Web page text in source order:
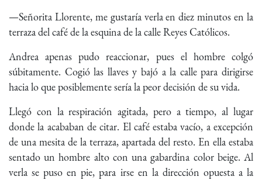
—Señorita Llorente, me gustaría verla en diez minutos en la
terraza del café de la esquina de la calle Reyes Católicos.
Andrea apenas pudo reaccionar, pues el hombre colgó
súbitamente. Cogió las llaves y bajó a la calle para dirigirse
hacia lo que posiblemente sería la peor decisión de su vida.
Llegó con la respiración agitada, pero a tiempo, al lugar
donde la acababan de citar. El café estaba vacío, a excepción
de una mesita de la terraza, apartada del resto. En ella estaba
sentado un hombre alto con una gabardina color beige. Al
verla se puso en pie, para irse en la dirección opuesta a la